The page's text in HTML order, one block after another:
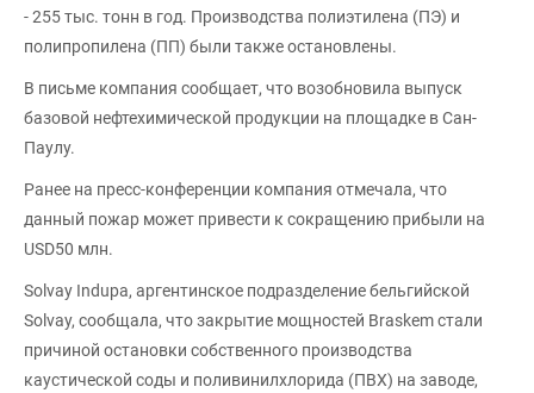
- 255 тыс. тонн в год. Производства полиэтилена (ПЭ) и
полипропилена (ПП) были также остановлены.
В письме компания сообщает, что возобновила выпуск
базовой нефтехимической продукции на площадке в Сан-
Паулу.
Ранее на пресс-конференции компания отмечала, что
данный пожар может привести к сокращению прибыли на
USD50 млн.
Solvay Indupa, аргентинское подразделение бельгийской
Solvay, сообщала, что закрытие мощностей Braskem стали
причиной остановки собственного производства
каустической соды и поливинилхлорида (ПВХ) на заводе,